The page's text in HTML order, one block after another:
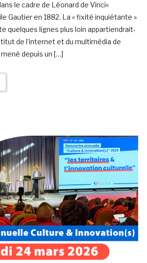
le cadre de Léonard de Vinci«
Gautier en 1882. La « fixité inquiétante »
quelques lignes plus loin appartiendrait-
de l’internet et du multimédia de
depuis un […]